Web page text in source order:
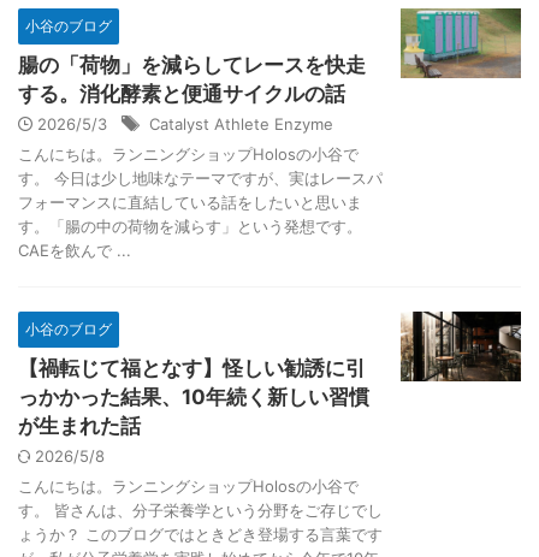
小谷のブログ
腸の「荷物」を減らしてレースを快走
する。消化酵素と便通サイクルの話
2026/5/3
Catalyst Athlete Enzyme
こんにちは。ランニングショップHolosの小谷で
す。 今日は少し地味なテーマですが、実はレースパ
フォーマンスに直結している話をしたいと思いま
す。「腸の中の荷物を減らす」という発想です。
CAEを飲んで ...
小谷のブログ
【禍転じて福となす】怪しい勧誘に引
っかかった結果、10年続く新しい習慣
が生まれた話
2026/5/8
こんにちは。ランニングショップHolosの小谷で
す。 皆さんは、分子栄養学という分野をご存じでし
ょうか？ このブログではときどき登場する言葉です